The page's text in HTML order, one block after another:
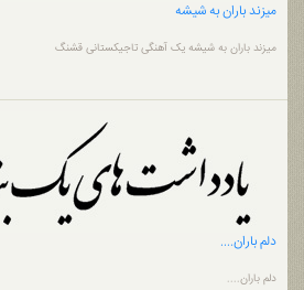
میزند باران به شیشه
میزند باران به شیشه یک آهنگی تاجیکستانی قشنگ
دلم باران....
دلم باران....